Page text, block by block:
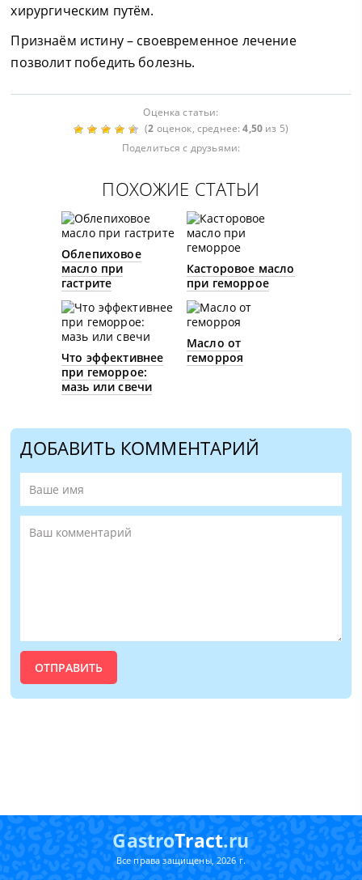
хирургическим путём.
Признаём истину – своевременное лечение
позволит победить болезнь.
Оценка статьи:
(2 оценок, среднее:4,50 из 5)
Поделиться с друзьями:
ПОХОЖИЕ СТАТЬИ
Облепиховое
масло при
гастрите
Касторовое масло
при геморрое
Что эффективнее
при геморрое:
мазь или свечи
Масло от
геморроя
ДОБАВИТЬ КОММЕНТАРИЙ
GastroTract.ru
Все права защищены, 2026 г.